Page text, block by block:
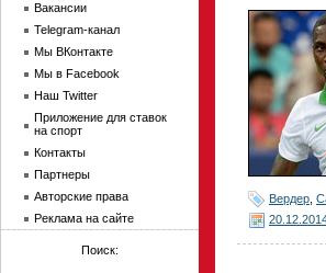
Вердер
Вакансии
Telegram-канал
Мы ВКонтакте
Мы в Facebook
Наш Twitter
Приложение для ставок
на спорт
Контакты
Партнеры
Авторские права
Реклама на сайте
Поиск: